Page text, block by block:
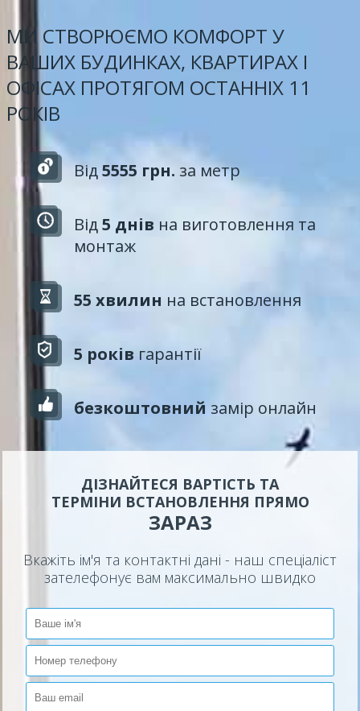
МИ СТВОРЮЄМО КОМФОРТ У
ВАШИХ БУДИНКАХ, КВАРТИРАХ І
ОФІСАХ ПРОТЯГОМ ОСТАННІХ 11
РОКІВ
Від5555 грн. за метр
Від5 днів на виготовлення та
монтаж
55 хвилин на встановлення
5 років гарантії
безкоштовний замір онлайн
ДІЗНАЙТЕСЯ ВАРТІСТЬ ТА
ТЕРМІНИ ВСТАНОВЛЕННЯ ПРЯМО
ЗАРАЗ
Вкажіть ім'я та контактні дані - наш спеціаліст
зателефонує вам максимально швидко